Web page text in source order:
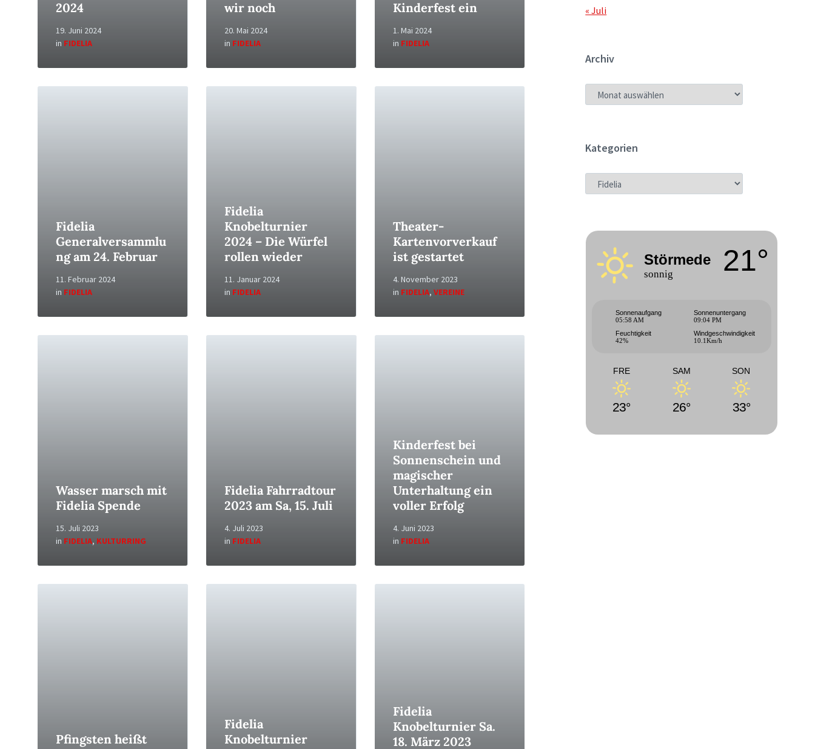
2024
19. Juni 2024
in FIDELIA
wir noch
20. Mai 2024
in FIDELIA
Kinderfest ein
1. Mai 2024
in FIDELIA
Fidelia
Generalversammlu
ng am 24. Februar
11. Februar 2024
in FIDELIA
Fidelia
Knobelturnier
2024 – Die Würfel
rollen wieder
11. Januar 2024
in FIDELIA
Theater-
Kartenvorverkauf
ist gestartet
4. November 2023
in FIDELIA, VEREINE
Wasser marsch mit
Fidelia Spende
15. Juli 2023
in FIDELIA, KULTURRING
Fidelia Fahrradtour
2023 am Sa, 15. Juli
4. Juli 2023
in FIDELIA
Kinderfest bei
Sonnenschein und
magischer
Unterhaltung ein
voller Erfolg
4. Juni 2023
in FIDELIA
Pfingsten heißt
Fidelia
Knobelturnier
Fidelia
Knobelturnier Sa.
18. März 2023
« Juli
Archiv
ARCHIV
Kategorien
KATEGORIEN
Störmede
sonnig 21°
Sonnenaufgang
05:58 AM
Sonnenuntergang
09:04 PM
Feuchtigkeit
42%
Windgeschwindigkeit
10.1Km/h
FRE
23°
SAM
26°
SON
33°